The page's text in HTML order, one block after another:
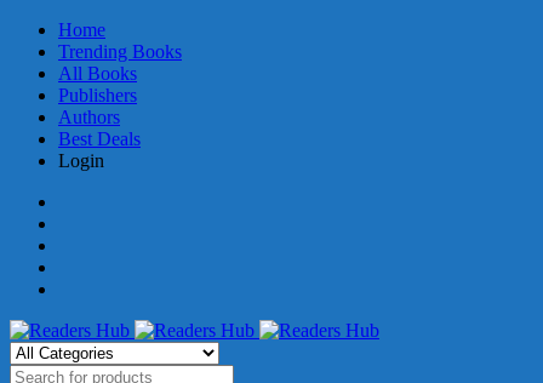
Home
Trending Books
All Books
Publishers
Authors
Best Deals
Login